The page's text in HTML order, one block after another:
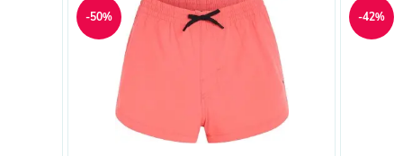
-50% -42%